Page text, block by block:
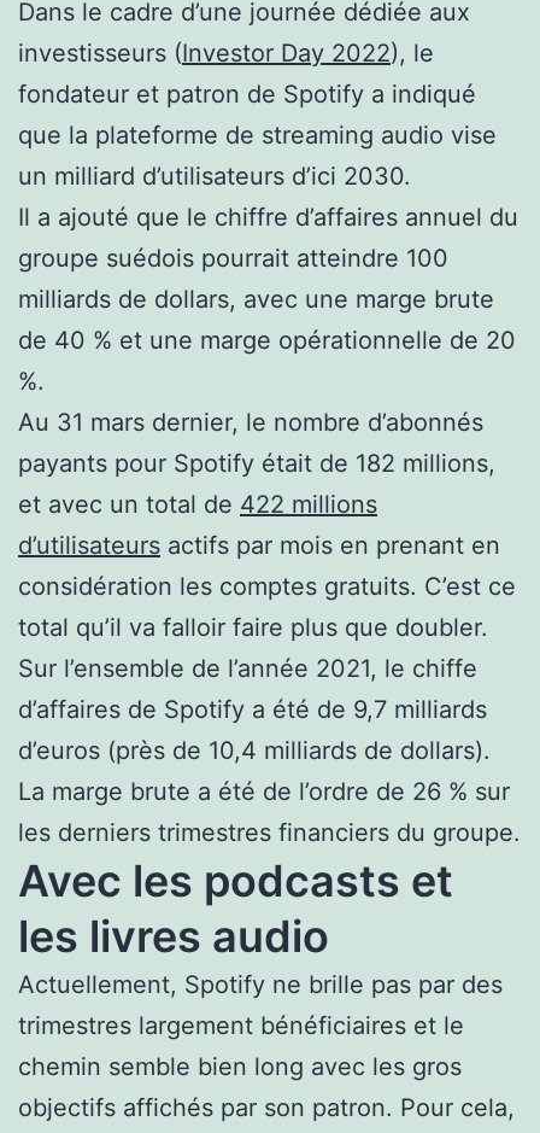
Dans le cadre d’une journée dédiée aux
investisseurs (Investor Day 2022), le
fondateur et patron de Spotify a indiqué
que la plateforme de streaming audio vise
un milliard d’utilisateurs d’ici 2030.
Il a ajouté que le chiffre d’affaires annuel du
groupe suédois pourrait atteindre 100
milliards de dollars, avec une marge brute
de 40 % et une marge opérationnelle de 20
%.
Au 31 mars dernier, le nombre d’abonnés
payants pour Spotify était de 182 millions,
et avec un total de 422 millions
d’utilisateurs actifs par mois en prenant en
considération les comptes gratuits. C’est ce
total qu’il va falloir faire plus que doubler.
Sur l’ensemble de l’année 2021, le chiffe
d’affaires de Spotify a été de 9,7 milliards
d’euros (près de 10,4 milliards de dollars).
La marge brute a été de l’ordre de 26 % sur
les derniers trimestres financiers du groupe.
Avec les podcasts et
les livres audio
Actuellement, Spotify ne brille pas par des
trimestres largement bénéficiaires et le
chemin semble bien long avec les gros
objectifs affichés par son patron. Pour cela,